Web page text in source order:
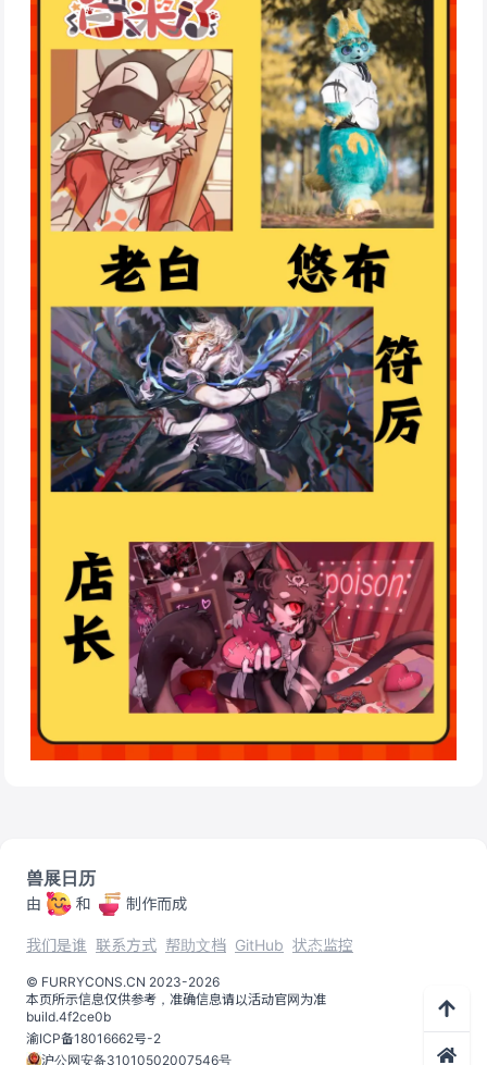
兽展日历
由 和 制作而成
我们是谁 联系方式 帮助文档 GitHub 状态监控
©️ FURRYCONS.CN 2023-2026
本页所示信息仅供参考，准确信息请以活动官网为准
build.4f2ce0b
渝ICP备18016662号-2
沪公网安备31010502007546号